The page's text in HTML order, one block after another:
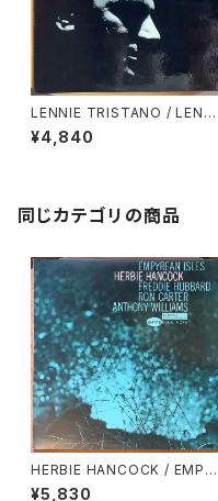
LENNIE TRISTANO / LENNI
E TRISTANO
¥4,840
同じカテゴリの商品
HERBIE HANCOCK / EMPYR
EAN ISLES
¥5,830